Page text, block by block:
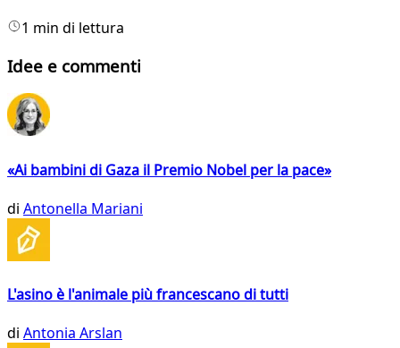
1 min di lettura
Idee e commenti
«Ai bambini di Gaza il Premio Nobel per la pace»
di Antonella Mariani
L'asino è l'animale più francescano di tutti
di Antonia Arslan